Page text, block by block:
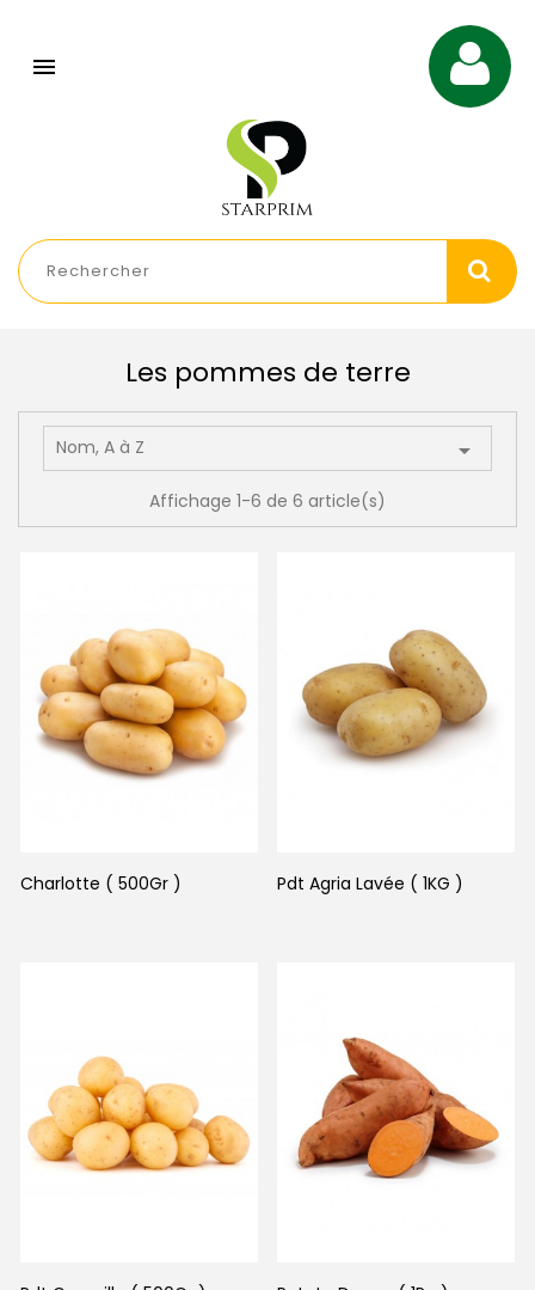

Les pommes de terre
Nom, A à Z 
Affichage 1-6 de 6 article(s)
Charlotte ( 500Gr ) Pdt Agria Lavée ( 1KG )